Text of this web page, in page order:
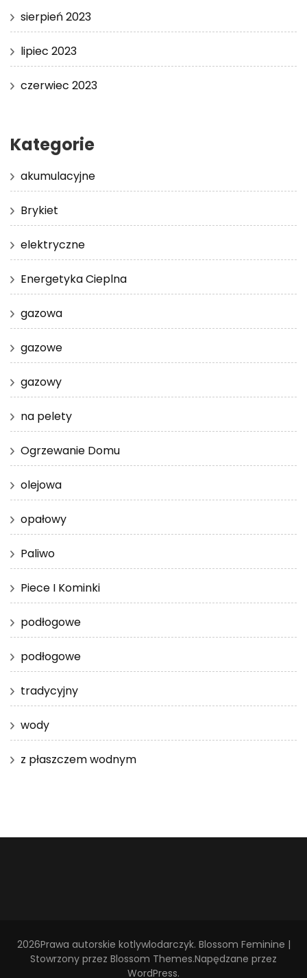
sierpień 2023
lipiec 2023
czerwiec 2023
Kategorie
akumulacyjne
Brykiet
elektryczne
Energetyka Cieplna
gazowa
gazowe
gazowy
na pelety
Ogrzewanie Domu
olejowa
opałowy
Paliwo
Piece I Kominki
podłogowe
podłogowe
tradycyjny
wody
z płaszczem wodnym
2026Prawa autorskie kotlywlodarczyk. Blossom Feminine |
Stowrzony przez Blossom Themes.Napędzane przez
WordPress.